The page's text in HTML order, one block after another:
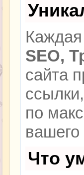
SEO,
сайта
по
вашего
Что